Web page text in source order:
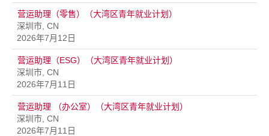
营运助理（零售）（大湾区青年就业计划）
深圳市, CN
2026年7月12日
营运助理（ESG）（大湾区青年就业计划）
深圳市, CN
2026年7月11日
营运助理 （办公室）（大湾区青年就业计划）
深圳市, CN
2026年7月11日